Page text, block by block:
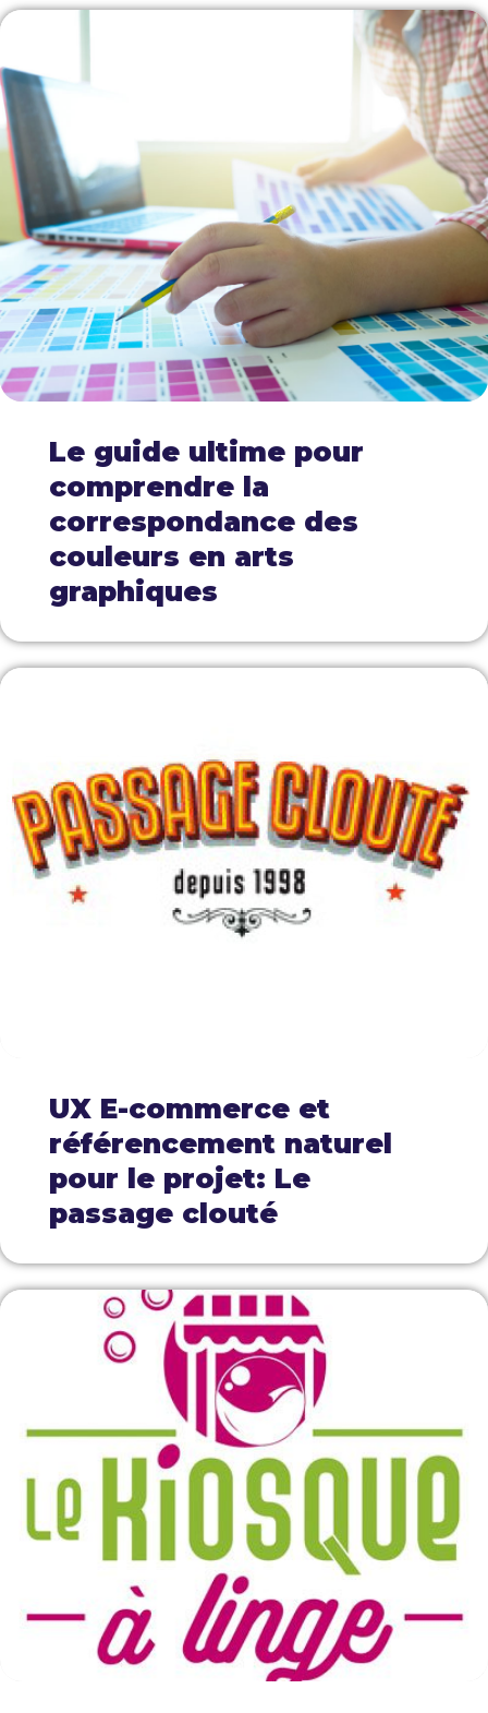
Le guide ultime pour
comprendre la
correspondance des
couleurs en arts
graphiques
UX E-commerce et
référencement naturel
pour le projet: Le
passage clouté